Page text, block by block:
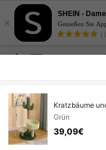
×
SHEIN -
Genießen Sie
Kratzbäume
Grün
39,09€